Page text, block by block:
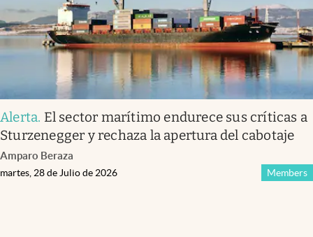
Alerta. El sector marítimo endurece sus críticas a
Sturzenegger y rechaza la apertura del cabotaje
Amparo Beraza
Members
martes, 28 de Julio de 2026